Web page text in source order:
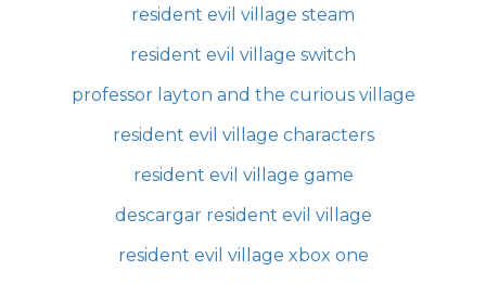
resident evil village steam
resident evil village switch
professor layton and the curious village
resident evil village characters
resident evil village game
descargar resident evil village
resident evil village xbox one